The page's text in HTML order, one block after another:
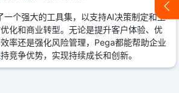
一个强大的工具集，以支持AI决策制定和工
化和商业转型。无论是提升客户体验、优
率还是强化风险管理，Pega都能帮助企业
竞争优势，实现持续成长和创新。